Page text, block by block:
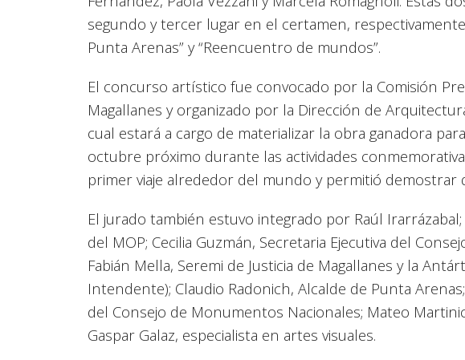
segundo y tercer lugar en el certamen,
Punta Arenas” y “Reencuentro de mundos”.
El concurso artístico fue convocado por la Comisión
Magallanes y organizado por la Dirección de
cual estará a cargo de materializar la obra ganadora
octubre próximo durante las actividades
primer viaje alrededor del mundo y permitió demostrar
El jurado también estuvo integrado por Raúl
del MOP; Cecilia Guzmán, Secretaria Ejecutiva del
Fabián Mella, Seremi de Justicia de Magallanes y la
Intendente); Claudio Radonich, Alcalde de Punta
del Consejo de Monumentos Nacionales; Mateo
Gaspar Galaz, especialista en artes visuales.